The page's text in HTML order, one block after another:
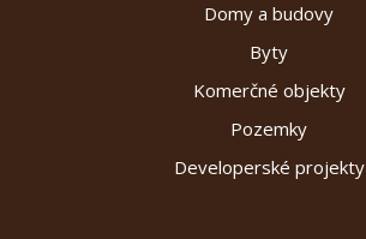
Domy a budovy
Byty
Komerčné objekty
Pozemky
Developerské projekty